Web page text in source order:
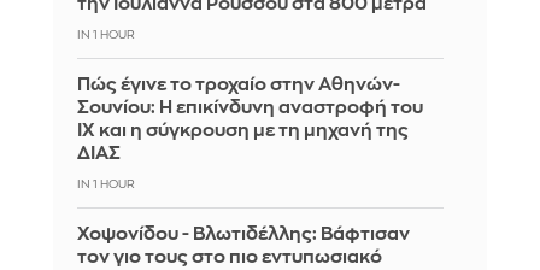
την Ιουλιάννα Ρούσσου στα 800 μέτρα
IN 1 HOUR
Πώς έγινε το τροχαίο στην Αθηνών-
Σουνίου: Η επικίνδυνη αναστροφή του
ΙΧ και η σύγκρουση με τη μηχανή της
ΔΙΑΣ
IN 1 HOUR
Χοψονίδου - Βλωτιδέλλης: Βάφτισαν
τον γιο τους στο πιο εντυπωσιακό